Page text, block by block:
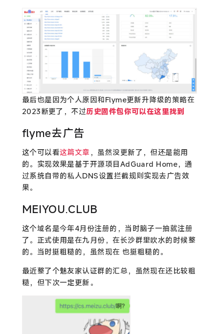
最后也是因为个人原因和Flyme更新升降级的策略在
2023断更了，不过历史固件包你可以在这里找到
flyme去广告
这个可以看这篇文章 ，虽然没更新了，但还是能用
的。实现效果是基于开源项目AdGuard Home，通
过系统自带的私人DNS设置拦截规则实现去广告效
果。
MEIYOU.CLUB
这个域名是今年4月份注册的，当时脑子一抽就注册
了。正式使用是在九月份，在长沙群里吹水的时候整
的。当时挺粗糙的，虽然现在 也挺粗糙的。
最近整了个魅友家认证群的汇总，虽然现在还比较粗
糙，但下次一定更新。